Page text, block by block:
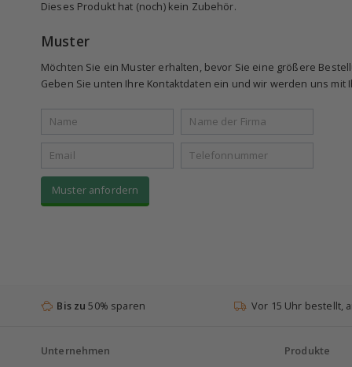
Dieses Produkt hat (noch) kein Zubehör.
Muster
Möchten Sie ein Muster erhalten, bevor Sie eine größere
Geben Sie unten Ihre Kontaktdaten ein und wir werden uns
Muster anfordern
Bis zu 50% sparen Vor 15 Uhr bestellt,
Unternehmen Produkte